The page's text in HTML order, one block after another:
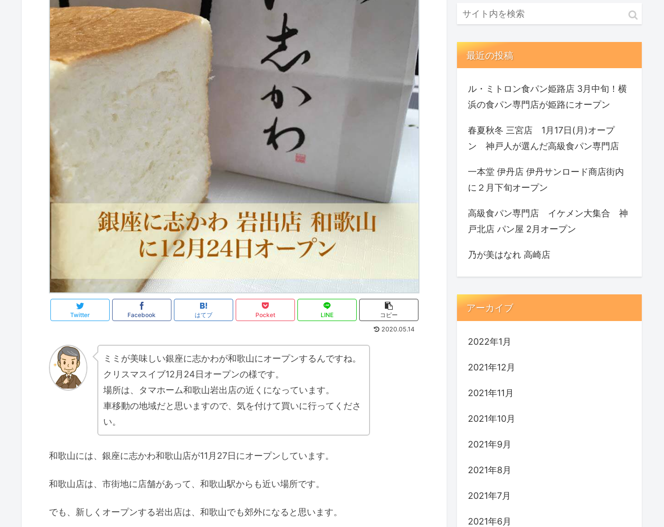
Twitter Facebook はてブ Pocket LINE
コピー
2020.05.14
ミミが美味しい銀座に志かわが和歌山にオープンするんですね。
クリスマスイブ12月24日オープンの様です。
場所は、タマホーム和歌山岩出店の近くになっています。
車移動の地域だと思いますので、気を付けて買いに行ってくださ
い。
和歌山には、銀座に志かわ和歌山店が11月27日にオープンしています。
和歌山店は、市街地に店舗があって、和歌山駅からも近い場所です。
でも、新しくオープンする岩出店は、和歌山でも郊外になると思います。
最近の投稿
ル・ミトロン食パン姫路店 3月中旬！横
浜の食パン専門店が姫路にオープン
春夏秋冬 三宮店 1月17日(月)オープ
ン 神戸人が選んだ高級食パン専門店
一本堂 伊丹店 伊丹サンロード商店街内
に２月下旬オープン
高級食パン専門店 イケメン大集合 神
戸北店 パン屋 2月オープン
乃が美はなれ 高崎店
アーカイブ
2022年1月
2021年12月
2021年11月
2021年10月
2021年9月
2021年8月
2021年7月
2021年6月